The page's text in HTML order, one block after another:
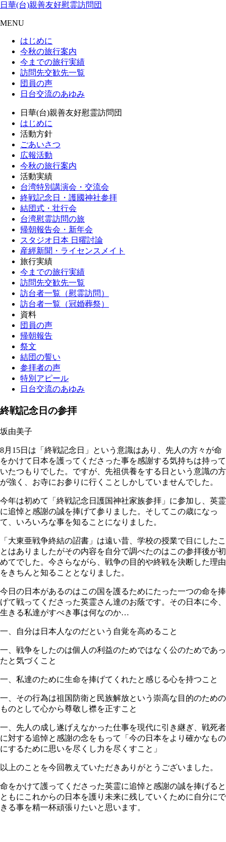
日華(台)親善友好慰霊訪問団
MENU
はじめに
今秋の旅行案内
今までの旅行実績
訪問先交歓先一覧
団員の声
日台交流のあゆみ
日華(台)親善友好慰霊訪問団
はじめに
活動方針
ごあいさつ
広報活動
今秋の旅行案内
活動実績
台湾特別講演会・交流会
終戦記念日・護國神社参拝
結団式・壮行会
台湾慰霊訪問の旅
帰朝報告会・新年会
スタジオ日本 日曜討論
産經新聞・ライセンスメイト
旅行実績
今までの旅行実績
訪問先交歓先一覧
訪台者一覧（慰霊訪問）
訪台者一覧（冠婚葬祭）
資料
団員の声
帰朝報告
祭文
結団の誓い
参拝者の声
特別アピール
日台交流のあゆみ
終戦記念日の参拝
坂由美子
8月15日は「終戦記念日」という意識はあり、先人の方々が命
をかけて日本を護ってくださった事を感謝する気持ちは持って
いたつもりでした。ですが、先祖供養をする日という意識の方
が強く、お寺にお参りに行くことしかしていませんでした。
今年は初めて「終戦記念日護国神社家族参拝」に参加し、英霊
に追悼と感謝の誠を捧げて参りました。そしてこの歳になっ
て、いろいろな事を知ることになりました。
「大東亜戦争終結の詔書」は遠い昔、学校の授業で目にしたこ
とはありましたがその内容を自分で調べたのはこの参拝後が初
めてでした。今さらながら、戦争の目的や終戦を決断した理由
をきちんと知ることとなりました。
今日の日本があるのはこの国を護るためにたった一つの命を捧
げて戦ってくださった英霊さん達のお蔭です。その日本に今、
生きる私達がすべき事は何なのか…
一、自分は日本人なのだという自覚を高めること
一、戦争をしたのは個人の利益のためではなく公のためであっ
たと気づくこと
一、私達のために生命を捧げてくれたと感じる心を持つこと
一、その行為は祖国防衛と民族解放という崇高な目的のための
ものとして心から尊敬し襟を正すこと
一、先人の成し遂げえなかった仕事を現代に引き継ぎ、戦死者
に対する追悼と感謝の念をもって「今の日本をより確かなもの
にするために思いを尽くし力を尽くすこと」
以上のことを今回教えていただきありがとうございました。
命をかけて護ってくださった英霊に追悼と感謝の誠を捧げると
ともにこれからの日本を護り未来に残していくために自分にで
きる事を精一杯頑張りたいと思います。